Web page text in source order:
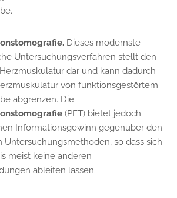
Dieses modernste
Untersuchungsverfahren stellt den
dar und kann dadurch
von funktionsgestörtem
abgrenzen. Die
(PET) bietet jedoch
Informationsgewinn gegenüber den
Untersuchungsmethoden, so dass sich
meist keine anderen
ableiten lassen.